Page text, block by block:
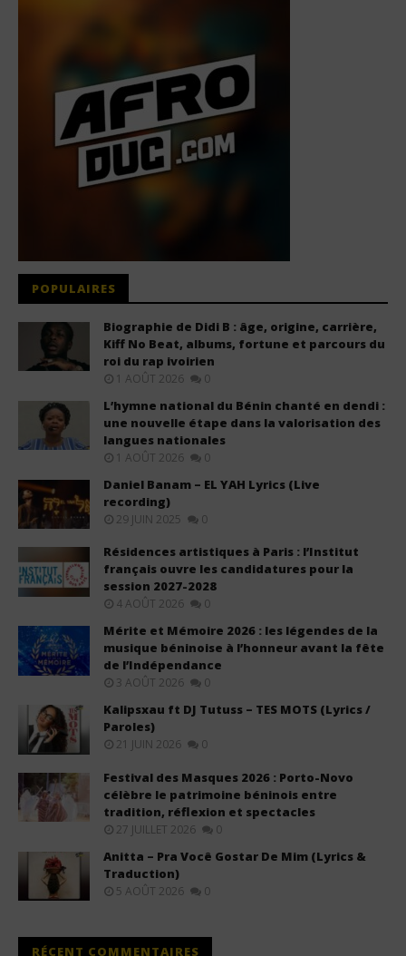
POPULAIRES
Biographie de Didi B : âge, origine, carrière,
Kiff No Beat, albums, fortune et parcours du
roi du rap ivoirien
1 AOÛT 2026 0
L’hymne national du Bénin chanté en dendi :
une nouvelle étape dans la valorisation des
langues nationales
1 AOÛT 2026 0
Daniel Banam – EL YAH Lyrics (Live
recording)
29 JUIN 2025 0
Résidences artistiques à Paris : l’Institut
français ouvre les candidatures pour la
session 2027-2028
4 AOÛT 2026 0
Mérite et Mémoire 2026 : les légendes de la
musique béninoise à l’honneur avant la fête
de l’Indépendance
3 AOÛT 2026 0
Kalipsxau ft DJ Tutuss – TES MOTS (Lyrics /
Paroles)
21 JUIN 2026 0
Festival des Masques 2026 : Porto-Novo
célèbre le patrimoine béninois entre
tradition, réflexion et spectacles
27 JUILLET 2026 0
Anitta – Pra Você Gostar De Mim (Lyrics &
Traduction)
5 AOÛT 2026 0
RÉCENT COMMENTAIRES